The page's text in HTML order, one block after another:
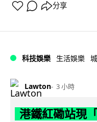
分享
科技娛樂 生活娛樂
Lawton 3 小時
港鐵紅磡站現